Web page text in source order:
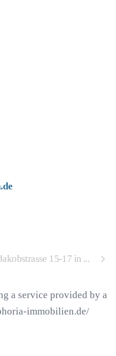
15-17 in ...
a service provided by a
immobilien.de/